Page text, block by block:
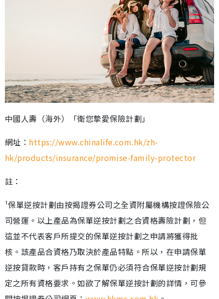
中國人壽（海外）「衛您摯愛保險計劃」
網址： https://www.chinalife.com.hk/zh-
hk/products/insurance/promise-family-protector
註：
¹保單逆按計劃由按揭證券公司之全資附屬機構按證保險公
司營運。以上產品為保單逆按計劃之合資格壽險計劃，但
這並不代表客戶所提交的保單逆按計劃之申請將獲得批
核。該產品合資格乃取決於產品特點。所以，在申請保單
逆按貸款時，客戶持有之保單仍必須符合保單逆按計劃規
定之所有資格要求。如欲了解保單逆按計劃的詳情，可參